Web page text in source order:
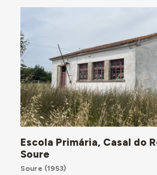
Escola Primária, Casal do
Soure
Soure (1953)